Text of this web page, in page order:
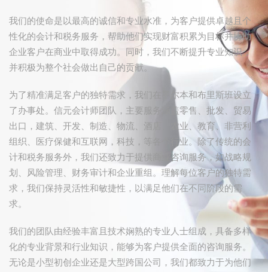
我们的使命是以最高的诚信和专业水准，为客户提供卓越且个
性化的会计和税务服务，帮助他们实现财富积累为目标并协助
企业客户在商业中取得成功。同时，我们不断提升专业知识，
并积极为整个社会做出自己的贡献。
为了精准满足客户的独特需求，我们在墨尔本和布里斯班设立
了办事处。信元会计师团队，主要服务涵盖零售、批发、贸易
出口，建筑、开发、制造、物流、酒店、农业、教育、非营利
组织、医疗保健和互联网，科技，等各个行业。除了传统的会
计和税务服务外，我们还致力于提供商业咨询服务，如战略规
划、风险管理、财务审计和企业重组。理解每位客户的独特需
求，我们保持灵活性和敏捷性，以满足他们在不同阶段的需
求。
我们的团队由经验丰富且技术娴熟的专业人士组成，具备多样
化的专业背景和行业知识，能够为客户提供全面的咨询服务。
无论是小型初创企业还是大型跨国公司，我们都致力于为他们